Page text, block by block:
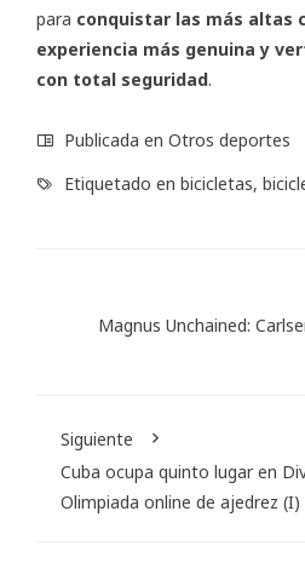
para conquistar las más altas
experiencia más genuina y
con total seguridad.
Publicada en Otros deportes
Etiquetado en bicicletas,
Magnus Unchained:
Siguiente
Cuba ocupa quinto lugar en
Olimpiada online de ajedrez (I)